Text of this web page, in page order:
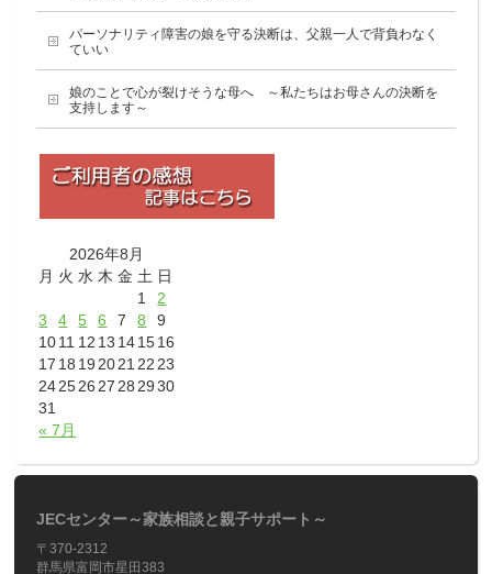
パーソナリティ障害の娘を守る決断は、父親一人で背負わなく
ていい
娘のことで心が裂けそうな母へ ～私たちはお母さんの決断を
支持します～
2026年8月
月 火 水 木 金 土 日
« 7月
1
2
3
4 5 6 7 8
9
1011 12 13 141516
17 18 19 2021 22 23
242526 27 28 29 30
31
JECセンター～家族相談と親子サポート～
〒370-2312
群馬県富岡市星田383